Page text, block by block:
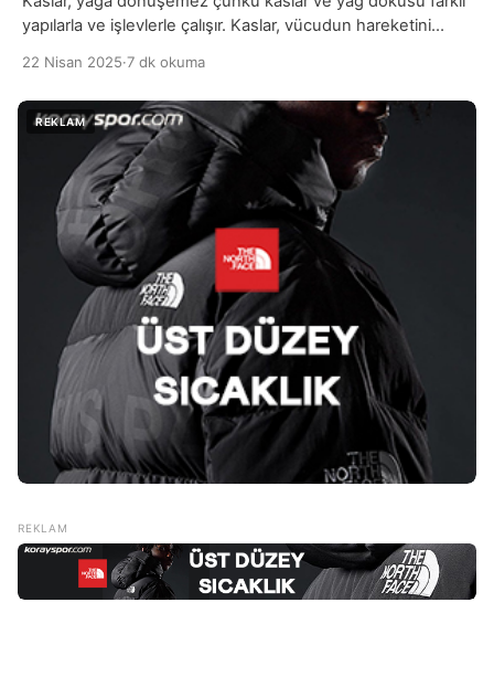
yapılarla ve işlevlerle çalışır. Kaslar, vücudun hareketini
Yağ ise vücutta enerji depolamak, vücut ısısını korumak ve
bazı hayati işlevleri desteklemek için kullanılan bir doku
türüdür. Bu iki doku, genetik olarak farklı şekilde işlev
gördükleri için birinin diğerine dönüşmesi fiziksel […]
22 Nisan 2025·7 dk okuma